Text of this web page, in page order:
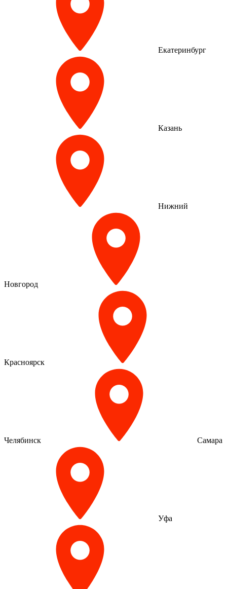
Екатеринбург
Казань
Нижний
Новгород
Красноярск
Челябинск Самара
Уфа